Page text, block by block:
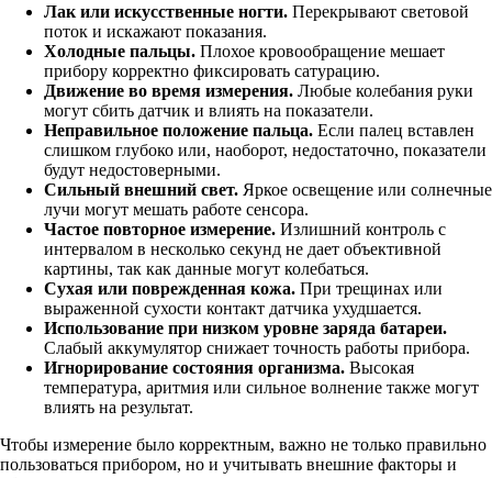
Лак или искусственные ногти. Перекрывают световой
поток и искажают показания.
Холодные пальцы. Плохое кровообращение мешает
прибору корректно фиксировать сатурацию.
Движение во время измерения. Любые колебания руки
могут сбить датчик и влиять на показатели.
Неправильное положение пальца. Если палец вставлен
слишком глубоко или, наоборот, недостаточно, показатели
будут недостоверными.
Сильный внешний свет. Яркое освещение или солнечные
лучи могут мешать работе сенсора.
Частое повторное измерение. Излишний контроль с
интервалом в несколько секунд не дает объективной
картины, так как данные могут колебаться.
Сухая или поврежденная кожа. При трещинах или
выраженной сухости контакт датчика ухудшается.
Использование при низком уровне заряда батареи.
Слабый аккумулятор снижает точность работы прибора.
Игнорирование состояния организма. Высокая
температура, аритмия или сильное волнение также могут
влиять на результат.
Чтобы измерение было корректным, важно не только правильно
пользоваться прибором, но и учитывать внешние факторы и